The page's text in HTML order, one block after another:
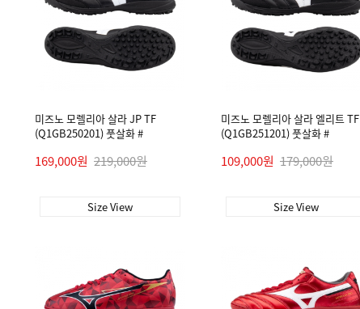
미즈노 모렐리아 살라 JP TF
(Q1GB250201) 풋살화 #
169,000원 219,000원
Size View
미즈노 모렐리아 살라 엘리트 TF
(Q1GB251201) 풋살화 #
109,000원 179,000원
Size View